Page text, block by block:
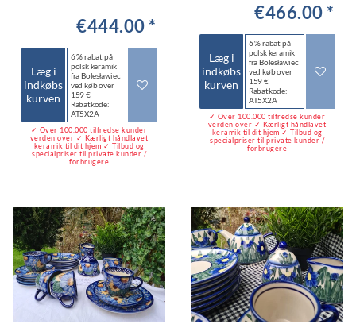
€444.00 *
Læg i
indkøbs
kurven
6 % rabat på
polsk keramik
fra Bolesławiec
ved køb over
159 €
Rabatkode:
AT5X2A
✓ Over 100.000 tilfredse kunder
verden over ✓ Kærligt håndlavet
keramik til dit hjem ✓ Tilbud og
specialpriser til private kunder /
forbrugere
€466.00 *
Læg i
indkøbs
kurven
6 % rabat på
polsk keramik
fra Bolesławiec
ved køb over
159 €
Rabatkode:
AT5X2A
✓ Over 100.000 tilfredse kunder
verden over ✓ Kærligt håndlavet
keramik til dit hjem ✓ Tilbud og
specialpriser til private kunder /
forbrugere